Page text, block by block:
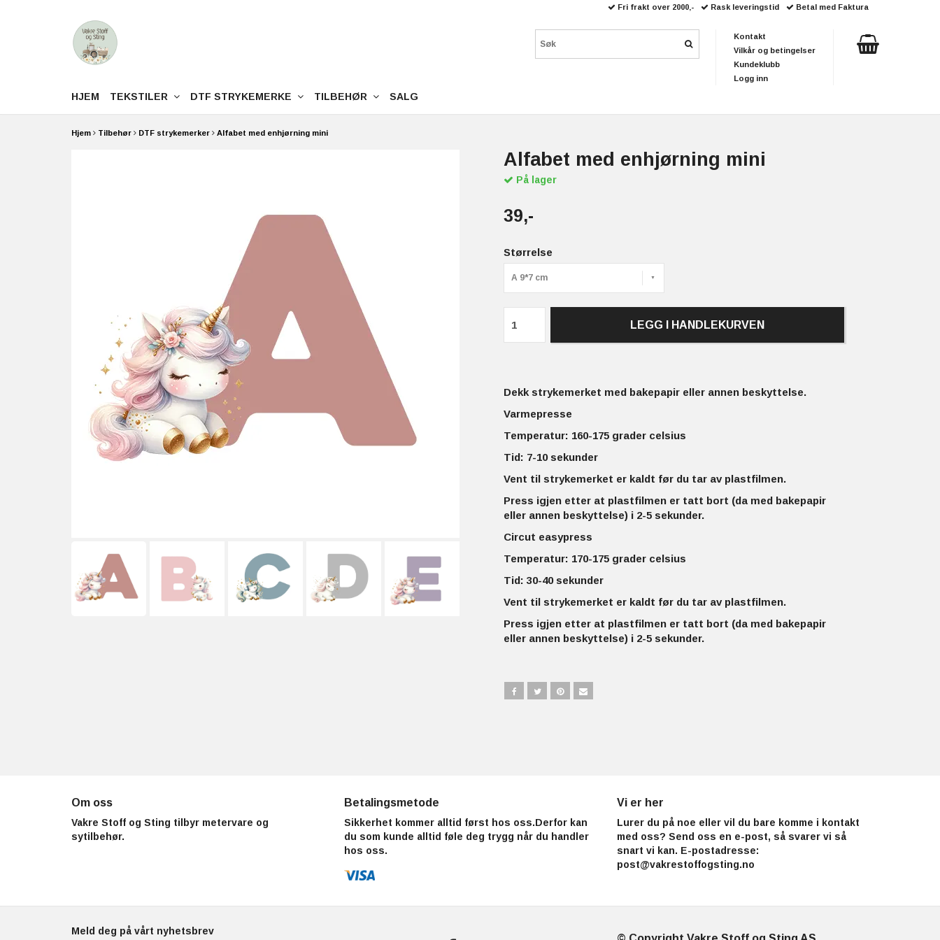
Hjem Tilbehør DTF strykemerker Alfabet med enhjørning mini
Alfabet med enhjørning mini
På lager
39,-
Størrelse
A 9*7 cm
LEGG I HANDLEKURVEN
Dekk strykemerket med bakepapir eller annen beskyttelse.
Varmepresse
Temperatur: 160-175 grader celsius
Tid: 7-10 sekunder
Vent til strykemerket er kaldt før du tar av plastfilmen.
Press igjen etter at plastfilmen er tatt bort (da med bakepapir
eller annen beskyttelse) i 2-5 sekunder.
Circut easypress
Temperatur: 170-175 grader celsius
Tid: 30-40 sekunder
Vent til strykemerket er kaldt før du tar av plastfilmen.
Press igjen etter at plastfilmen er tatt bort (da med bakepapir
eller annen beskyttelse) i 2-5 sekunder.
Om oss
Vakre Stoff og Sting tilbyr metervare og
sytilbehør.
Betalingsmetode
Sikkerhet kommer alltid først hos oss.Derfor kan
du som kunde alltid føle deg trygg når du handler
hos oss.
Vi er her
Lurer du på noe eller vil du bare komme i kontakt
med oss? Send oss en e-post, så svarer vi så
snart vi kan. E-postadresse:
post@vakrestoffogsting.no
Meld deg på vårt nyhetsbrev
Fri frakt over 2000,- Rask leveringstid Betal med Faktura
Kontakt
Vilkår og betingelser
Kundeklubb
Logg inn
HJEM TEKSTILER DTF STRYKEMERKE TILBEHØR SALG